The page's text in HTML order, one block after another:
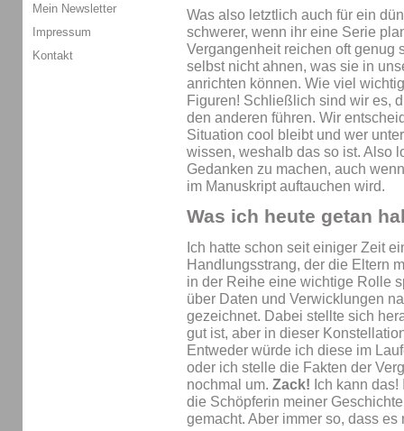
Was also letztlich auch für ein
schwerer, wenn ihr eine Serie
Vergangenheit reichen oft genug
selbst nicht ahnen, was sie in
anrichten können. Wie viel
Figuren! Schließlich sind wir es,
den anderen führen. Wir
Situation cool bleibt und wer
wissen, weshalb das so ist. Also
Gedanken zu machen, auch
im Manuskript auftauchen wird.
Was ich heute getan
Ich hatte schon seit einiger Zeit
Handlungsstrang, der die Eltern
in der Reihe eine wichtige Rolle
über Daten und Verwicklungen
gezeichnet. Dabei stellte sich
gut ist, aber in dieser
Entweder würde ich diese im
oder ich stelle die Fakten der
nochmal um. Zack! Ich kann
die Schöpferin meiner
gemacht. Aber immer so, dass
Mein Newsletter
Impressum
Kontakt